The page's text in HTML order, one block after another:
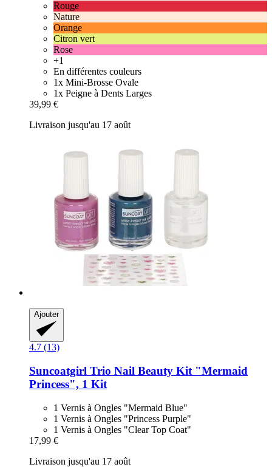
Rouge
Nature
Orange
Citron vert
Rose
+1
En différentes couleurs
1x Mini-Brosse Ovale
1x Peigne à Dents Larges
39,99 €
Livraison jusqu'au 17 août
Ajouter
4.7 (13)
Suncoatgirl Trio Nail Beauty Kit "Mermaid
Princess", 1 Kit
1 Vernis à Ongles "Mermaid Blue"
1 Vernis à Ongles "Princess Purple"
1 Vernis à Ongles "Clear Top Coat"
17,99 €
Livraison jusqu'au 17 août